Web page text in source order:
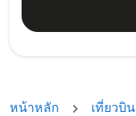
หน้าหลัก เที่ยวบิน